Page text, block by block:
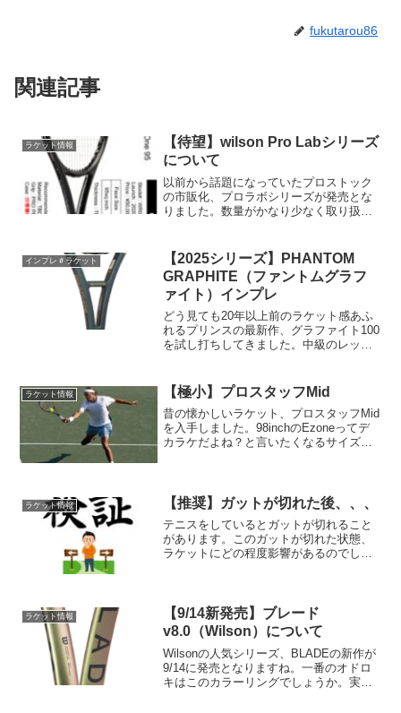
fukutarou86
関連記事
ラケット情報
【待望】wilson Pro Labシリーズ
について
以前から話題になっていたプロストック
の市販化、プロラボシリーズが発売とな
りました。数量がかなり少なく取り扱い
ではないでしょうか！？
インプレ＃ラケット
【2025シリーズ】PHANTOM
GRAPHITE（ファントムグラフ
ァイト）インプレ
どう見ても20年以上前のラケット感あふ
れるプリンスの最新作、グラファイト100
を試し打ちしてきました。中級のレッス
たΣ（・□・；）
ラケット情報 【極小】プロスタッフMid
昔の懐かしいラケット、プロスタッフMid
を入手しました。98inchのEzoneってデ
カラケだよね？と言いたくなるサイズ感
トのコーナーなどを見て探してみてはど
うでしょうか。
ラケット情報 【推奨】ガットが切れた後、、、
テニスをしているとガットが切れること
があります。このガットが切れた状態、
ラケットにどの程度影響があるのでしょ
かかっています。正しく処理をし、スト
レスフリーな状態を作ってあげてくださ
い！
ラケット情報
【9/14新発売】ブレード
v8.0（Wilson）について
Wilsonの人気シリーズ、BLADEの新作が
9/14に発売となりますね。一番のオドロ
キはこのカラーリングでしょうか。実物